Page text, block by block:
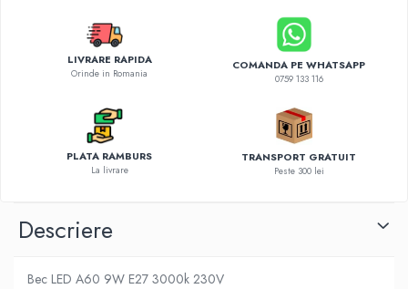
Invertoare Auto
Incarcator masina electrica
Aparate de spalat cu presiune
LIVRARE RAPIDA
Orinde in Romania
COMANDA PE WHATSAPP
0759 133 116
PLATA RAMBURS
La livrare
TRANSPORT GRATUIT
Peste 300 lei
Descriere
Bec LED A60 9W E27 3000k 230V